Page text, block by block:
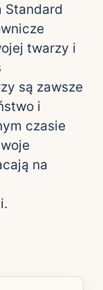
Standard
twarzy i
są zawsze
i
czasie
na